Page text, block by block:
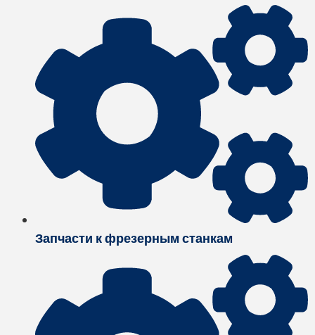
Запчасти к фрезерным станкам